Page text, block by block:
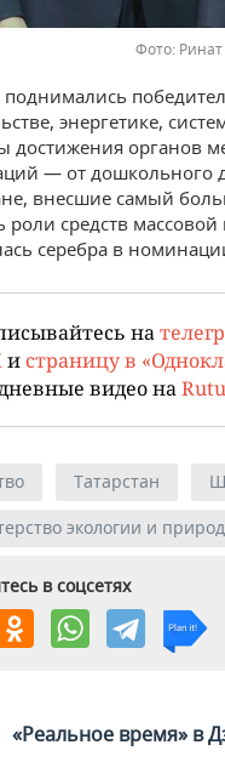
Фото:
поднимались
энергетике,
достижения органов
— от дошкольного
внесшие самый
роли средств
серебра в
на
и страницу в
видео на
Татарстан
экологии и
в соцсетях
«Реальное время» в